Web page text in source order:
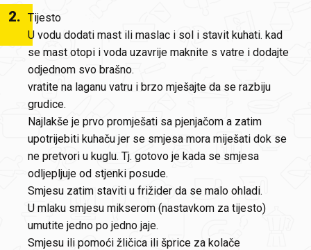
2. Tijesto
U vodu dodati mast ili maslac i sol i stavit kuhati. kad
se mast otopi i voda uzavrije maknite s vatre i dodajte
odjednom svo brašno.
vratite na laganu vatru i brzo mješajte da se razbiju
grudice.
Najlakše je prvo promješati sa pjenjačom a zatim
upotrijebiti kuhaču jer se smjesa mora miješati dok se
ne pretvori u kuglu. Tj. gotovo je kada se smjesa
odljepljuje od stjenki posude.
Smjesu zatim staviti u frižider da se malo ohladi.
U mlaku smjesu mikserom (nastavkom za tijesto)
umutite jedno po jedno jaje.
Smjesu ili pomoći žličica ili šprice za kolače